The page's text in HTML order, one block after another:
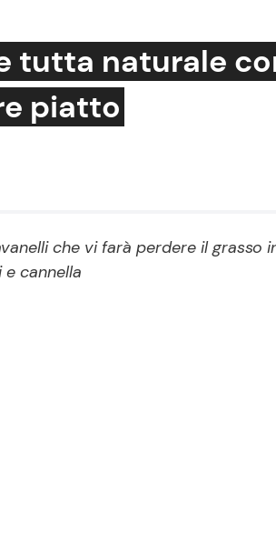
Mamma
benessere
Le
tutta naturale
piatto
che vi farà perdere il grasso
e cannella